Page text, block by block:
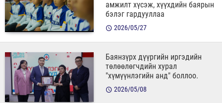
амжилт хүсэж, хүүхдийн баярын
бэлэг гардууллаа
2026/05/27
Баянзүрх дүүргийн иргэдийн
төлөөлөгчдийн хурал
"хүмүүнлэгийн анд" боллоо.
2026/05/08